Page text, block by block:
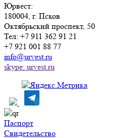
Юрвест:
180004, г. Псков
Октябрьский проспект, 50
Тел: +7 911 362 91 21
+7 921 001 88 77
info@urvest.ru
skype: urvest.ru
Паспорт
Свидетельство